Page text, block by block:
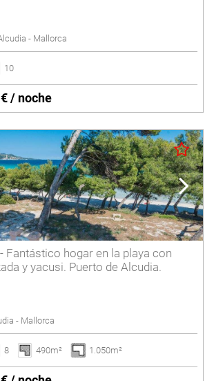
- Mallorca
10
/ noche
Fantástico hogar en la playa con
y yacusi. Puerto de Alcudia.
- Mallorca
8 490m² 1.050m²